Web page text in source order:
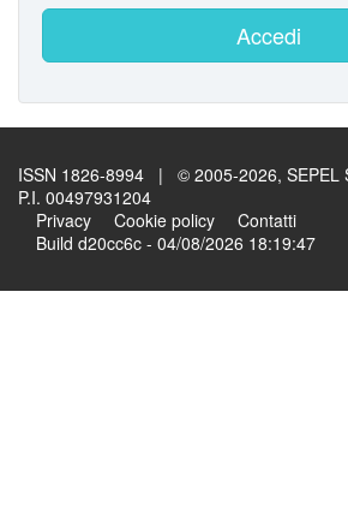
Accedi
ISSN 1826-8994 | © 2005-2026, SEPEL
P.I. 00497931204
Privacy
Cookie policy
Contatti
Build d20cc6c - 04/08/2026 18:19:47